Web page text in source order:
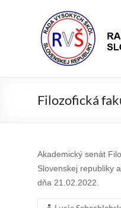
Rada
VŠ
Rada
vysokých
škôl
Slovenskej
Filozofická
Akademický senát
Slovenskej republiky
dňa 21.02.2022.